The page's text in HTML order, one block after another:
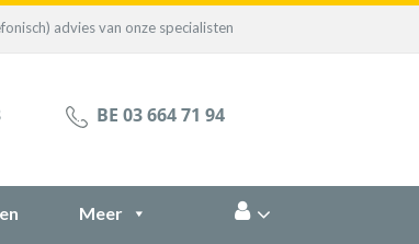
advies van onze specialisten
BE 03 664 71 94
Meer